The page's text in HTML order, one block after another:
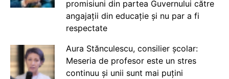
promisiuni din partea Guvernului către
angajații din educație și nu par a fi
respectate
Aura Stănculescu, consilier școlar:
Meseria de profesor este un stres
continuu și unii sunt mai puțini